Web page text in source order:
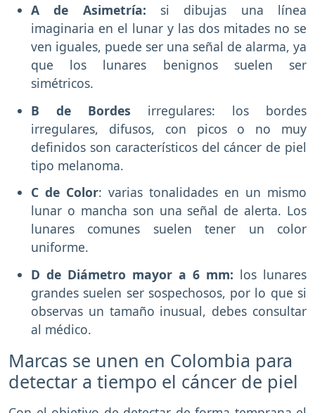
A de Asimetría: si dibujas una línea
imaginaria en el lunar y las dos mitades no se
ven iguales, puede ser una señal de alarma, ya
que los lunares benignos suelen ser
simétricos.
B de Bordes irregulares: los bordes
irregulares, difusos, con picos o no muy
definidos son característicos del cáncer de piel
tipo melanoma.
C de Color: varias tonalidades en un mismo
lunar o mancha son una señal de alerta. Los
lunares comunes suelen tener un color
uniforme.
D de Diámetro mayor a 6 mm: los lunares
grandes suelen ser sospechosos, por lo que si
observas un tamaño inusual, debes consultar
al médico.
Marcas se unen en Colombia para
detectar a tiempo el cáncer de piel